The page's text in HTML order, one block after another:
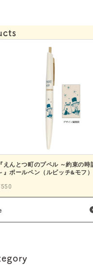
『えんとつ町のプペル ～約束の時
』ボールペン（ルビッチ&モフ）